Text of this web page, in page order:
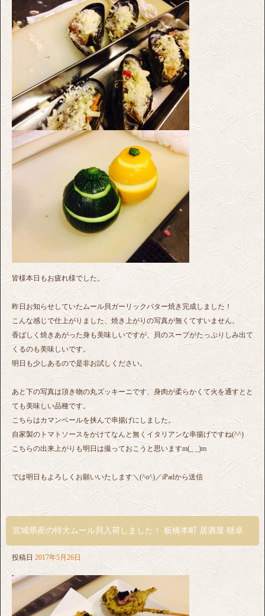
皆様本日もお疲れ様でした。
昨日お知らせしていたムール貝ガーリックバター焼き完成しました！
こんな感じで仕上がりました、焼き上がりの写真が無くてすいません。
香ばしく焼きあがった身も美味しいですが、貝のスープがたっぷりしみ出て
くるのも美味しいです。
明日も少しあるので是非お試しください。
あと下の写真は頂き物の丸ズッキーニです、身肉が柔らかくて火を通すとと
ても美味しい品種です。
こちらはカマンベールを挟んで串揚げにしました。
自家製のトマトソースをかけてなんと無くイタリアンな串揚げですね(^^)
こちらの出来上がりも明日は撮っておこうと思いますm(_ _)m
では明日もよろしくお願いいたします＼(^o^)／iPadから送信
宮城県産の特大ムール貝入荷しました！ 板橋本町 居酒屋 穂卓
投稿日 2017年5月26日